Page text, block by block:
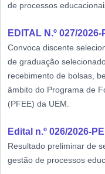
de processos
EDITAL N.º 027/2026-
Convoca discente
de graduação
recebimento de bolsas,
âmbito do Programa de
(PFEE) da UEM.
Edital n.º 026/2026-
Resultado preliminar de
gestão de processos